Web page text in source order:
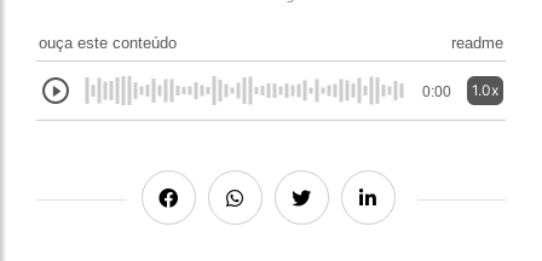
ouça este conteúdo readme
0:00 1.0x